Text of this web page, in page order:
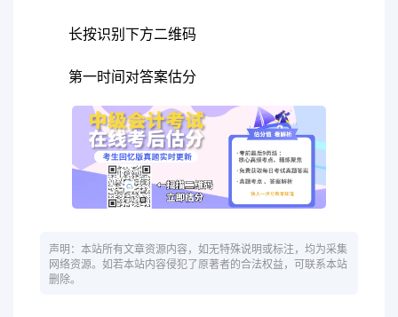
长按识别下方二维码
第一时间对答案估分
声明：本站所有文章资源内容，如无特殊说明或标注，均为采集
网络资源。如若本站内容侵犯了原著者的合法权益，可联系本站
删除。